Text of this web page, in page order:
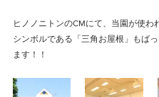
ヒノノニトンのCMにて、当園が使わ
シンボルである「三角お屋根」もば
ます！！